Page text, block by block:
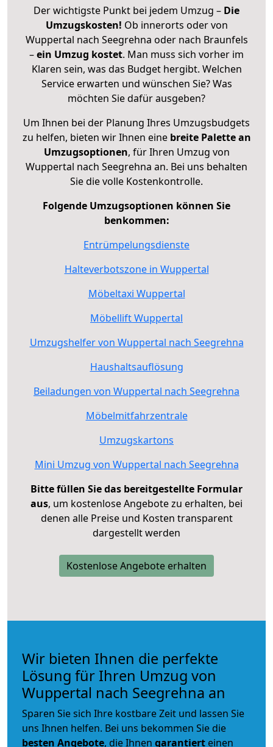
Der wichtigste Punkt bei jedem Umzug – Die
Umzugskosten! Ob innerorts oder von
Wuppertal nach Seegrehna oder nach Braunfels
–ein Umzug kostet. Man muss sich vorher im
Klaren sein, was das Budget hergibt. Welchen
Service erwarten und wünschen Sie? Was
möchten Sie dafür ausgeben?
Um Ihnen bei der Planung Ihres Umzugsbudgets
zu helfen, bieten wir Ihnen eine breite Palette an
Umzugsoptionen, für Ihren Umzug von
Wuppertal nach Seegrehna an. Bei uns behalten
Sie die volle Kostenkontrolle.
Folgende Umzugsoptionen können Sie
benkommen:
Entrümpelungsdienste
Halteverbotszone in Wuppertal
Möbeltaxi Wuppertal
Möbellift Wuppertal
Umzugshelfer von Wuppertal nach Seegrehna
Haushaltsauflösung
Beiladungen von Wuppertal nach Seegrehna
Möbelmitfahrzentrale
Umzugskartons
Mini Umzug von Wuppertal nach Seegrehna
Bitte füllen Sie das bereitgestellte Formular
aus, um kostenlose Angebote zu erhalten, bei
denen alle Preise und Kosten transparent
dargestellt werden
Kostenlose Angebote erhalten
Wir bieten Ihnen die perfekte
Lösung für Ihren Umzug von
Wuppertal nach Seegrehna an
Sparen Sie sich Ihre kostbare Zeit und lassen Sie
uns Ihnen helfen. Bei uns bekommen Sie die
besten Angebote, die Ihnen garantiert einen